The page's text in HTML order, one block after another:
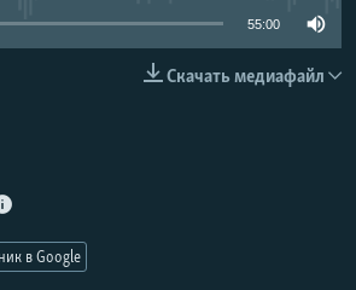
55:00
Скачать медиафайл
в Google